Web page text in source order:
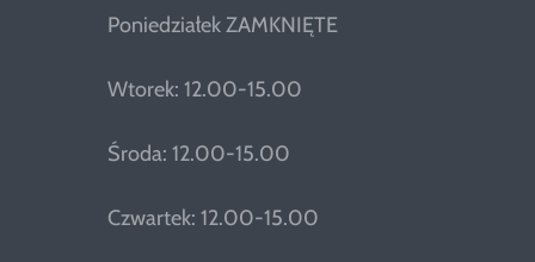
Poniedziałek ZAMKNIĘTE
Wtorek: 12.00-15.00
Środa: 12.00-15.00
Czwartek: 12.00-15.00